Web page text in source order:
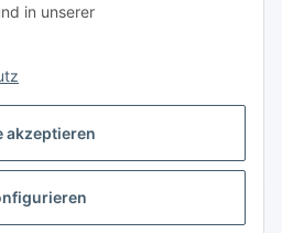
akzeptieren
in unserer
widerrufen